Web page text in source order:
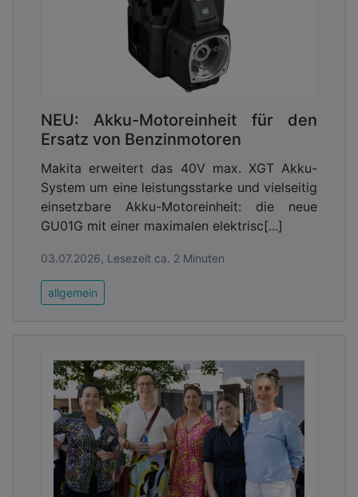
NEU: Akku-Motoreinheit für den
Ersatz von Benzinmotoren
Makita erweitert das 40V max. XGT Akku-
System um eine leistungsstarke und vielseitig
einsetzbare Akku-Motoreinheit: die neue
GU01G mit einer maximalen elektrisc[...]
03.07.2026, Lesezeit ca. 2 Minuten
allgemein